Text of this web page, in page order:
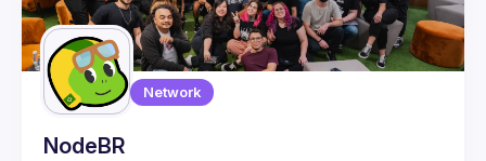
Guilds
Network
NodeBR